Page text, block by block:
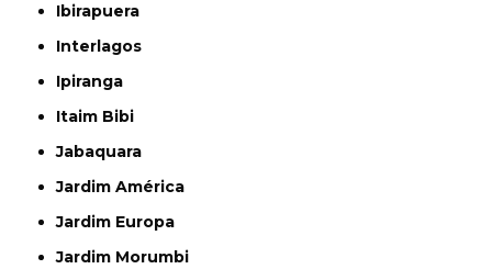
Ibirapuera
Interlagos
Ipiranga
Itaim Bibi
Jabaquara
Jardim América
Jardim Europa
Jardim Morumbi